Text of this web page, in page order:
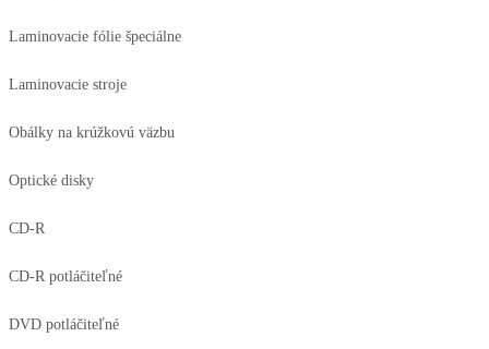
Laminovacie fólie špeciálne
Laminovacie stroje
Obálky na krúžkovú väzbu
Optické disky
CD-R
CD-R potláčiteľné
DVD potláčiteľné